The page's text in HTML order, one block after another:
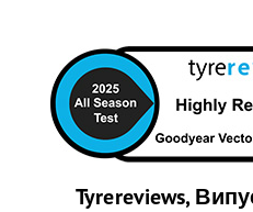
Tyrereviews,